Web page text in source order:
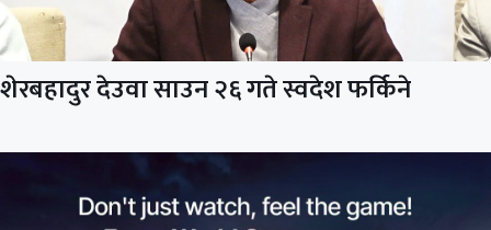
शेरबहादुर देउवा साउन २६ गते स्वदेश फर्किने